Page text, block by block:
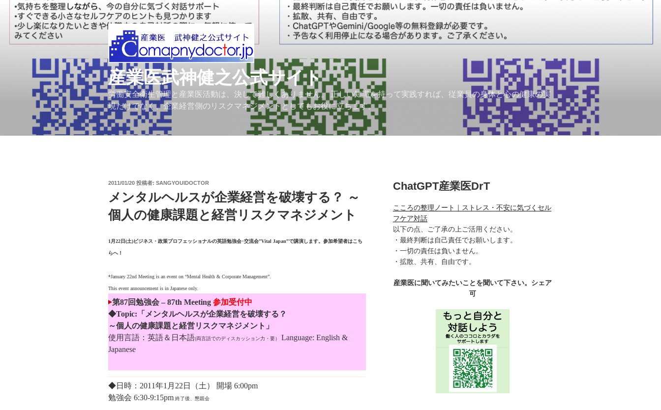
産業医武神健之公式サイト
労働安全衛生管理と産業医活動は、決して難しくありません。 正しい知識を持って実践すれば、従業員の身体と心の健康の実
現だけでなく、企業経営側のリスクマネジメントとしてもお役に立ちます。
投
日:
2011/01/20 投稿者: SANGYOUIDOCTOR
メンタルヘルスが企業経営を破壊する？ ～
個人の健康課題と経営リスクマネジメント
1月22日(土)ビジネス・政策プロフェッショナルの英語勉強会･交流会”Vital Japan”で講演します。参加希望者はこち
らへ！
*January 22nd Meeting is an event on “Mental Health & Corporate Management”.
This event announcement is in Japanese only.
第87回勉強会 – 87th Meeting 参加受付中
◆Topic:「メンタルヘルスが企業経営を破壊する？
～個人の健康課題と経営リスクマネジメント」
使用言語：英語＆日本語(両言語でのディスカッション力・要） Language: English &
Japanese
◆日時：2011年1月22日（土） 開場 6:00pm
勉強会 6:30-9:15pm 終了後、懇親会
ChatGPT産業医DrT
こころの整理ノート｜ストレス・不安に気づくセル
フケア対話
以下の点、ご了承の上ご活用ください。
・最終判断は自己責任でお願いします。
・一切の責任は負いません。
・拡散、共有、自由です。
産業医に聞いてみたいことを聞いて下さい。シェア
可